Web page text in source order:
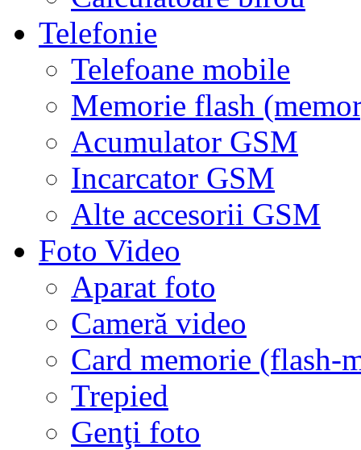
Telefonie
Telefoane mobile
Memorie flash
Acumulator GSM
Incarcator GSM
Alte accesorii GSM
Foto Video
Aparat foto
Cameră video
Card memorie (flash-
Trepied
Genţi foto